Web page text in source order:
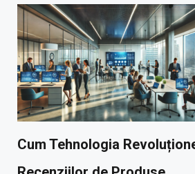
Cum Tehnologia